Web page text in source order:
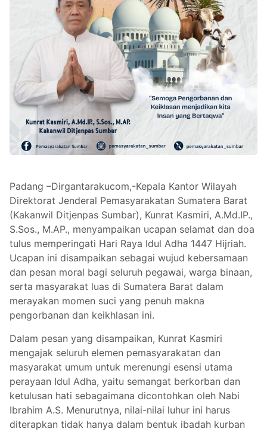
Padang –Dirgantarakucom,-Kepala Kantor Wilayah
Direktorat Jenderal Pemasyarakatan Sumatera Barat
(Kakanwil Ditjenpas Sumbar), Kunrat Kasmiri, A.Md.IP.,
S.Sos., M.AP., menyampaikan ucapan selamat dan doa
tulus memperingati Hari Raya Idul Adha 1447 Hijriah.
Ucapan ini disampaikan sebagai wujud kebersamaan
dan pesan moral bagi seluruh pegawai, warga binaan,
serta masyarakat luas di Sumatera Barat dalam
merayakan momen suci yang penuh makna
pengorbanan dan keikhlasan ini.
Dalam pesan yang disampaikan, Kunrat Kasmiri
mengajak seluruh elemen pemasyarakatan dan
masyarakat umum untuk merenungi esensi utama
perayaan Idul Adha, yaitu semangat berkorban dan
ketulusan hati sebagaimana dicontohkan oleh Nabi
Ibrahim A.S. Menurutnya, nilai-nilai luhur ini harus
diterapkan tidak hanya dalam bentuk ibadah kurban